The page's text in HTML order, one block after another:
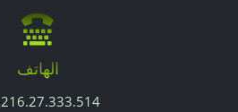
الهاتف
216.27.333.514+